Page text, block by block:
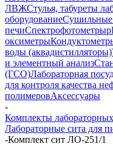
ЛВЖСтулья, табуреты
оборудование
печиСпектрофотометры
оксиметры
воды (аквадистилляторы)
и элементный анализ
(ГСО)Лабораторная
для контроля качества
полимеровАксессуары
-
Комплекты
Лабораторные сита для
-Комплект сит ЛО-251/1